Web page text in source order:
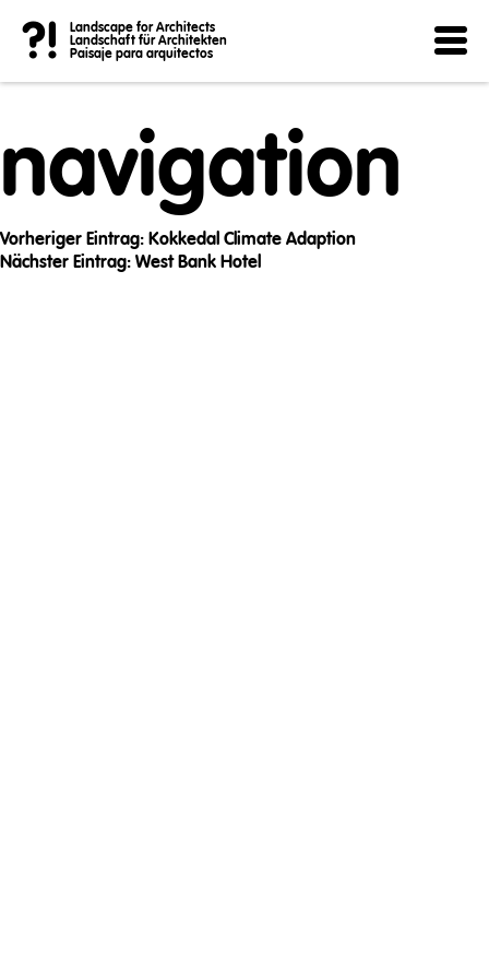
?!
Landscape for Architects
Landschaft für Architekten
Paisaje para arquitectos
Post
navigation
Vorheriger Eintrag: Kokkedal Climate Adaption
Nächster Eintrag: West Bank Hotel